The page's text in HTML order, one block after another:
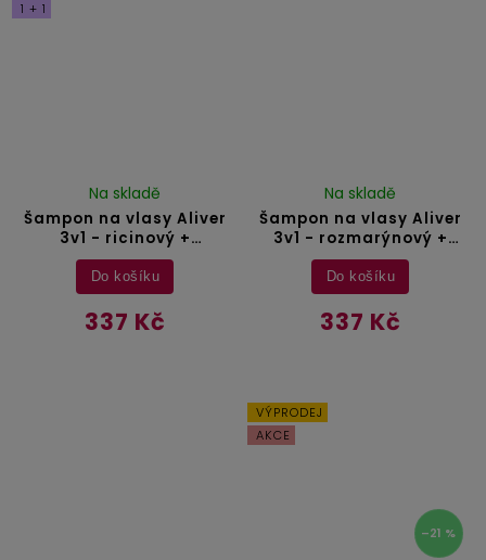
1 + 1
Šampon na vlasy Aliver
3v1 - ricinový +
levandulový + arganový
olej - 300 ml
Na skladě
337 Kč
Do košíku
Šampon na vlasy Aliver
3v1 - rozmarýnový +
dýňový + peppermintový
olej - 300 ml
Na skladě
337 Kč
Do košíku
VÝPRODEJ
AKCE
–21 %